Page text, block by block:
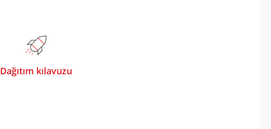
Dağıtım kılavuzu